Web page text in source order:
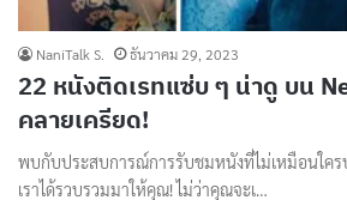
NaniTalk S. ธันวาคม 29, 2023
22 หนังติดเรทแซ่บ ๆ น่าดู บน
คลายเครียด!
พบกับประสบการณ์การรับชมหนังที่ไม่เหมือนใคร
เราได้รวบรวมมาให้คุณ! ไม่ว่าคุณจะเ…